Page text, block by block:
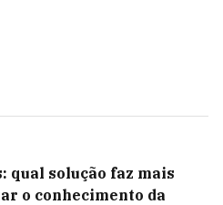
qual solução faz mais
o conhecimento da